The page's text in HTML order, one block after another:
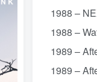
1988 –
1988 –
1989 –
1989 –